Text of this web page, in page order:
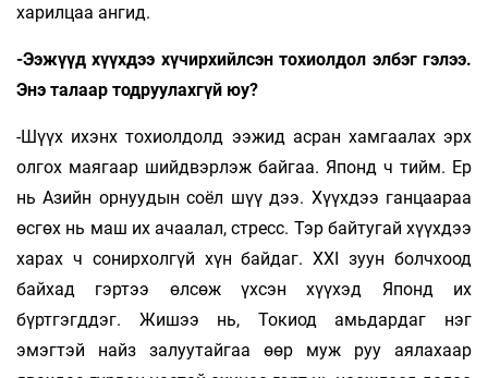
харилцаа ангид.
-Ээжүүд хүүхдээ хүчирхийлсэн тохиолдол элбэг гэлээ.
Энэ талаар тодруулахгүй юу?
-Шүүх ихэнх тохиолдолд ээжид асран хамгаалах эрх
олгох маягаар шийдвэрлэж байгаа. Японд ч тийм. Ер
нь Азийн орнуудын соёл шүү дээ. Хүүхдээ ганцаараа
өсгөх нь маш их ачаалал, стресс. Тэр байтугай хүүхдээ
харах ч сонирхолгүй хүн байдаг. XXI зуун болчхоод
байхад гэртээ өлсөж үхсэн хүүхэд Японд их
бүртгэгддэг. Жишээ нь, Токиод амьдардаг нэг
эмэгтэй найз залуутайгаа өөр муж руу аялахаар